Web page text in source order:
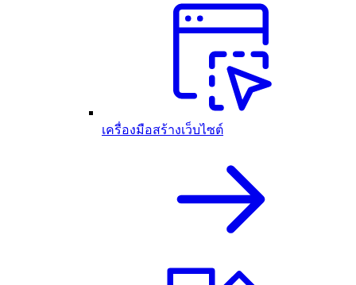
เครื่องมือสร้างเว็บไซต์